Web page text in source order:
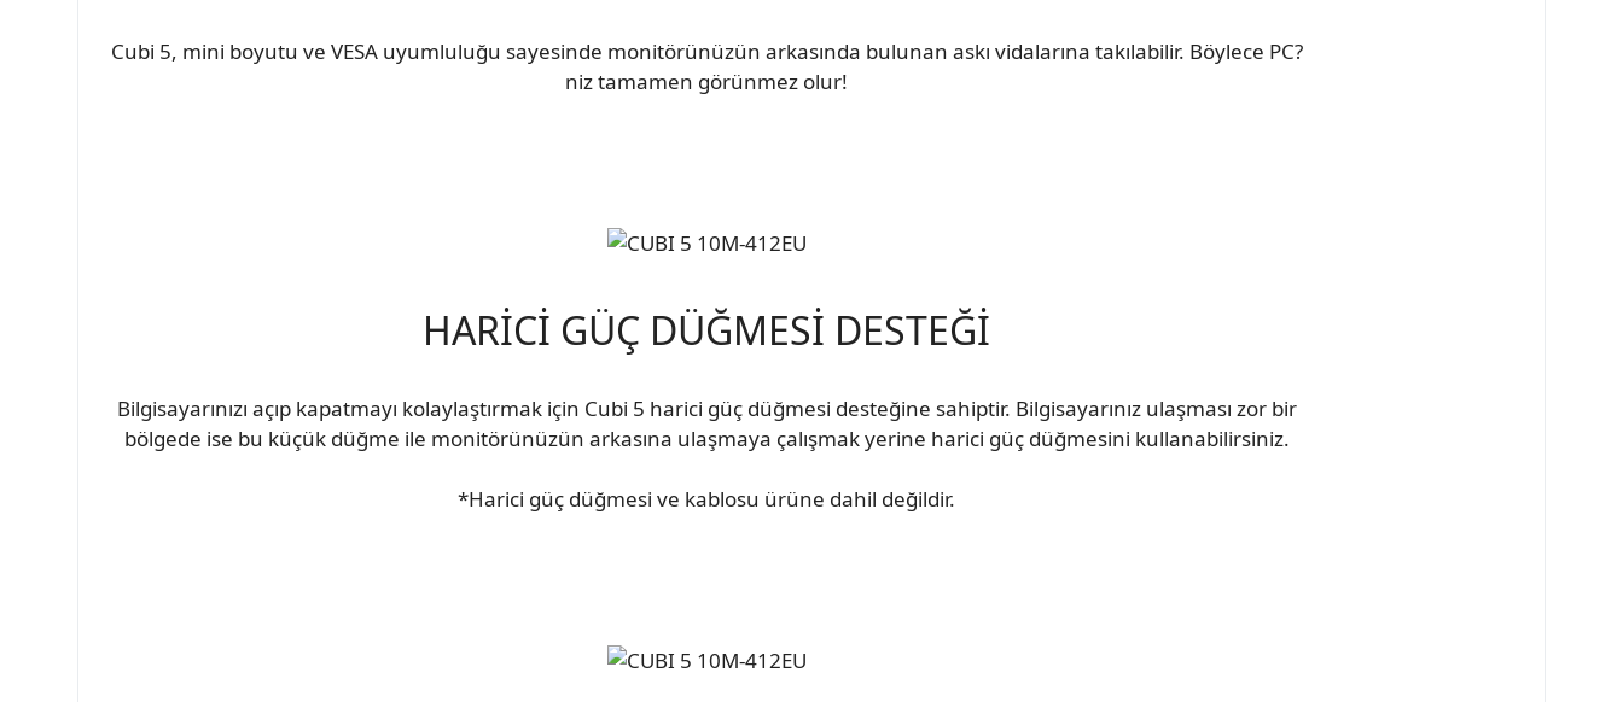
Cubi 5, mini boyutu ve VESA uyumluluğu sayesinde monitörünüzün arkasında bulunan askı vidalarına takılabilir. Böylece PC?
niz tamamen görünmez olur!
HARİCİ GÜÇ DÜĞMESİ DESTEĞİ
Bilgisayarınızı açıp kapatmayı kolaylaştırmak için Cubi 5 harici güç düğmesi desteğine sahiptir. Bilgisayarınız ulaşması zor bir
bölgede ise bu küçük düğme ile monitörünüzün arkasına ulaşmaya çalışmak yerine harici güç düğmesini kullanabilirsiniz.
*Harici güç düğmesi ve kablosu ürüne dahil değildir.